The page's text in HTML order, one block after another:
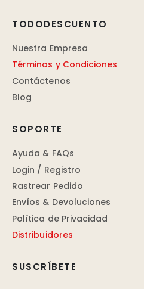
SUSCRÍBETE
TODODESCUENTO
Nuestra Empresa
Términos y Condiciones
Contáctenos
Blog
SOPORTE
Ayuda & FAQs
Login / Registro
Rastrear Pedido
Envíos & Devoluciones
Política de Privacidad
Distribuidores